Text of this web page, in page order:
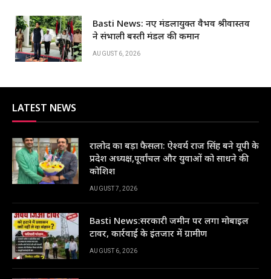
Basti News: नए मंडलायुक्त वैभव श्रीवास्तव
ने संभाली बस्ती मंडल की कमान
AUGUST 6, 2026
LATEST NEWS
रालोद का बड़ा फैसला: ऐश्वर्य राज सिंह बने यूपी के
प्रदेश अध्यक्ष,पूर्वांचल और युवाओं को साधने की
कोशिश
AUGUST 7, 2026
Basti News:सरकारी जमीन पर लगा मोबाइल
टावर, कार्रवाई के इंतजार में ग्रामीण
AUGUST 6, 2026